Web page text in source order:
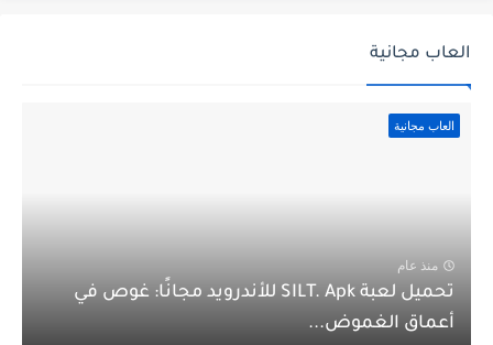
العاب مجانية
العاب مجانية
منذ عام
تحميل لعبة SILT. Apk للأندرويد مجانًا: غوص في
أعماق الغموض...